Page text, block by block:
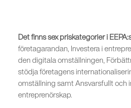
Det finns sex priskategorier i
företagarandan, Investera i
den digitala omställningen,
stödja företagens
omställning samt Ansvarsfullt och
entreprenörskap.